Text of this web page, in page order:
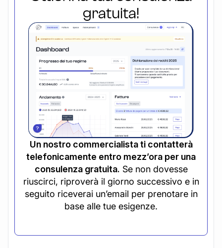
gratuita!
Un nostro commercialista ti contatterà
telefonicamente entro mezz’ora per una
consulenza gratuita. Se non dovesse
riuscirci, riproverà il giorno successivo e in
seguito riceverai un’email per prenotare in
base alle tue esigenze.